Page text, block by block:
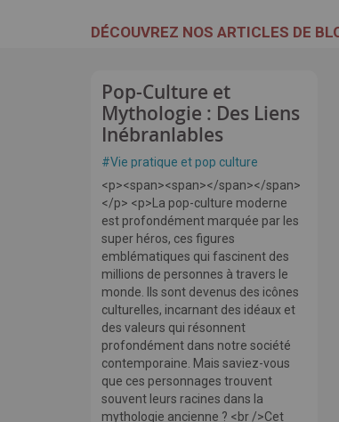
DÉCOUVREZ NOS ARTICLES DE
Pop-Culture et
Mythologie : Des Liens
Inébranlables
#Vie pratique et pop culture
<p><span><span></span></span>
</p> <p>La pop-culture moderne
est profondément marquée par les
super héros, ces figures
emblématiques qui fascinent des
millions de personnes à travers le
monde. Ils sont devenus des icônes
culturelles, incarnant des idéaux et
des valeurs qui résonnent
profondément dans notre société
contemporaine. Mais saviez-vous
que ces personnages trouvent
souvent leurs racines dans la
mythologie ancienne ? <br />Cet